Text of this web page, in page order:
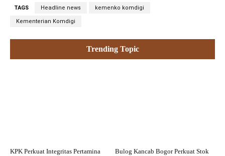
TAGS Headline news kemenko komdigi
Kementerian Komdigi
Trending Topic
KPK Perkuat Integritas Pertamina
Bulog Kancab Bogor Perkuat Stok